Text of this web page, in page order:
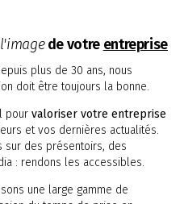
l'imagede votre entreprise
plus de 30 ans, nous
doit être toujours la bonne.
pour valoriser votre entreprise
et vos dernières actualités.
sur des présentoirs, des
: rendons les accessibles.
une large gamme de